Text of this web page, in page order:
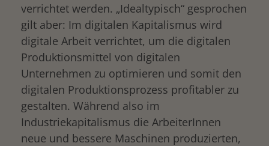
verrichtet werden. „Idealtypisch“ gesprochen
gilt aber: Im digitalen Kapitalismus wird
digitale Arbeit verrichtet, um die digitalen
Produktionsmittel von digitalen
Unternehmen zu optimieren und somit den
digitalen Produktionsprozess profitabler zu
gestalten. Während also im
Industriekapitalismus die ArbeiterInnen
neue und bessere Maschinen produzierten,